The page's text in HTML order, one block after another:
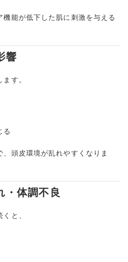
能が低下した肌に刺激を与える
響
す。
る
頭皮環境が乱れやすくなりま
体調不良
と、